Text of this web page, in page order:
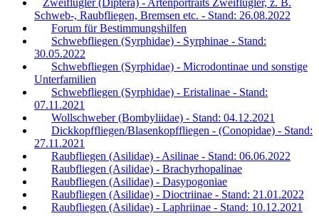
Schweb-, Raubfliegen, Bremsen etc. - Stand: 26.08.2022
Forum für Bestimmungshilfen
Schwebfliegen (Syrphidae) - Syrphinae - Stand:
30.05.2022
Schwebfliegen (Syrphidae) - Microdontinae und sonstige
Unterfamilien
Schwebfliegen (Syrphidae) - Eristalinae - Stand:
07.11.2021
Wollschweber (Bombyliidae) - Stand: 04.12.2021
Dickkopffliegen/Blasenkopffliegen - (Conopidae) - Stand:
27.11.2021
Raubfliegen (Asilidae) - Asilinae - Stand: 06.06.2022
Raubfliegen (Asilidae) - Brachyrhopalinae
Raubfliegen (Asilidae) - Dasypogoniae
Raubfliegen (Asilidae) - Dioctriinae - Stand: 21.01.2022
Raubfliegen (Asilidae) - Laphriinae - Stand: 10.12.2021